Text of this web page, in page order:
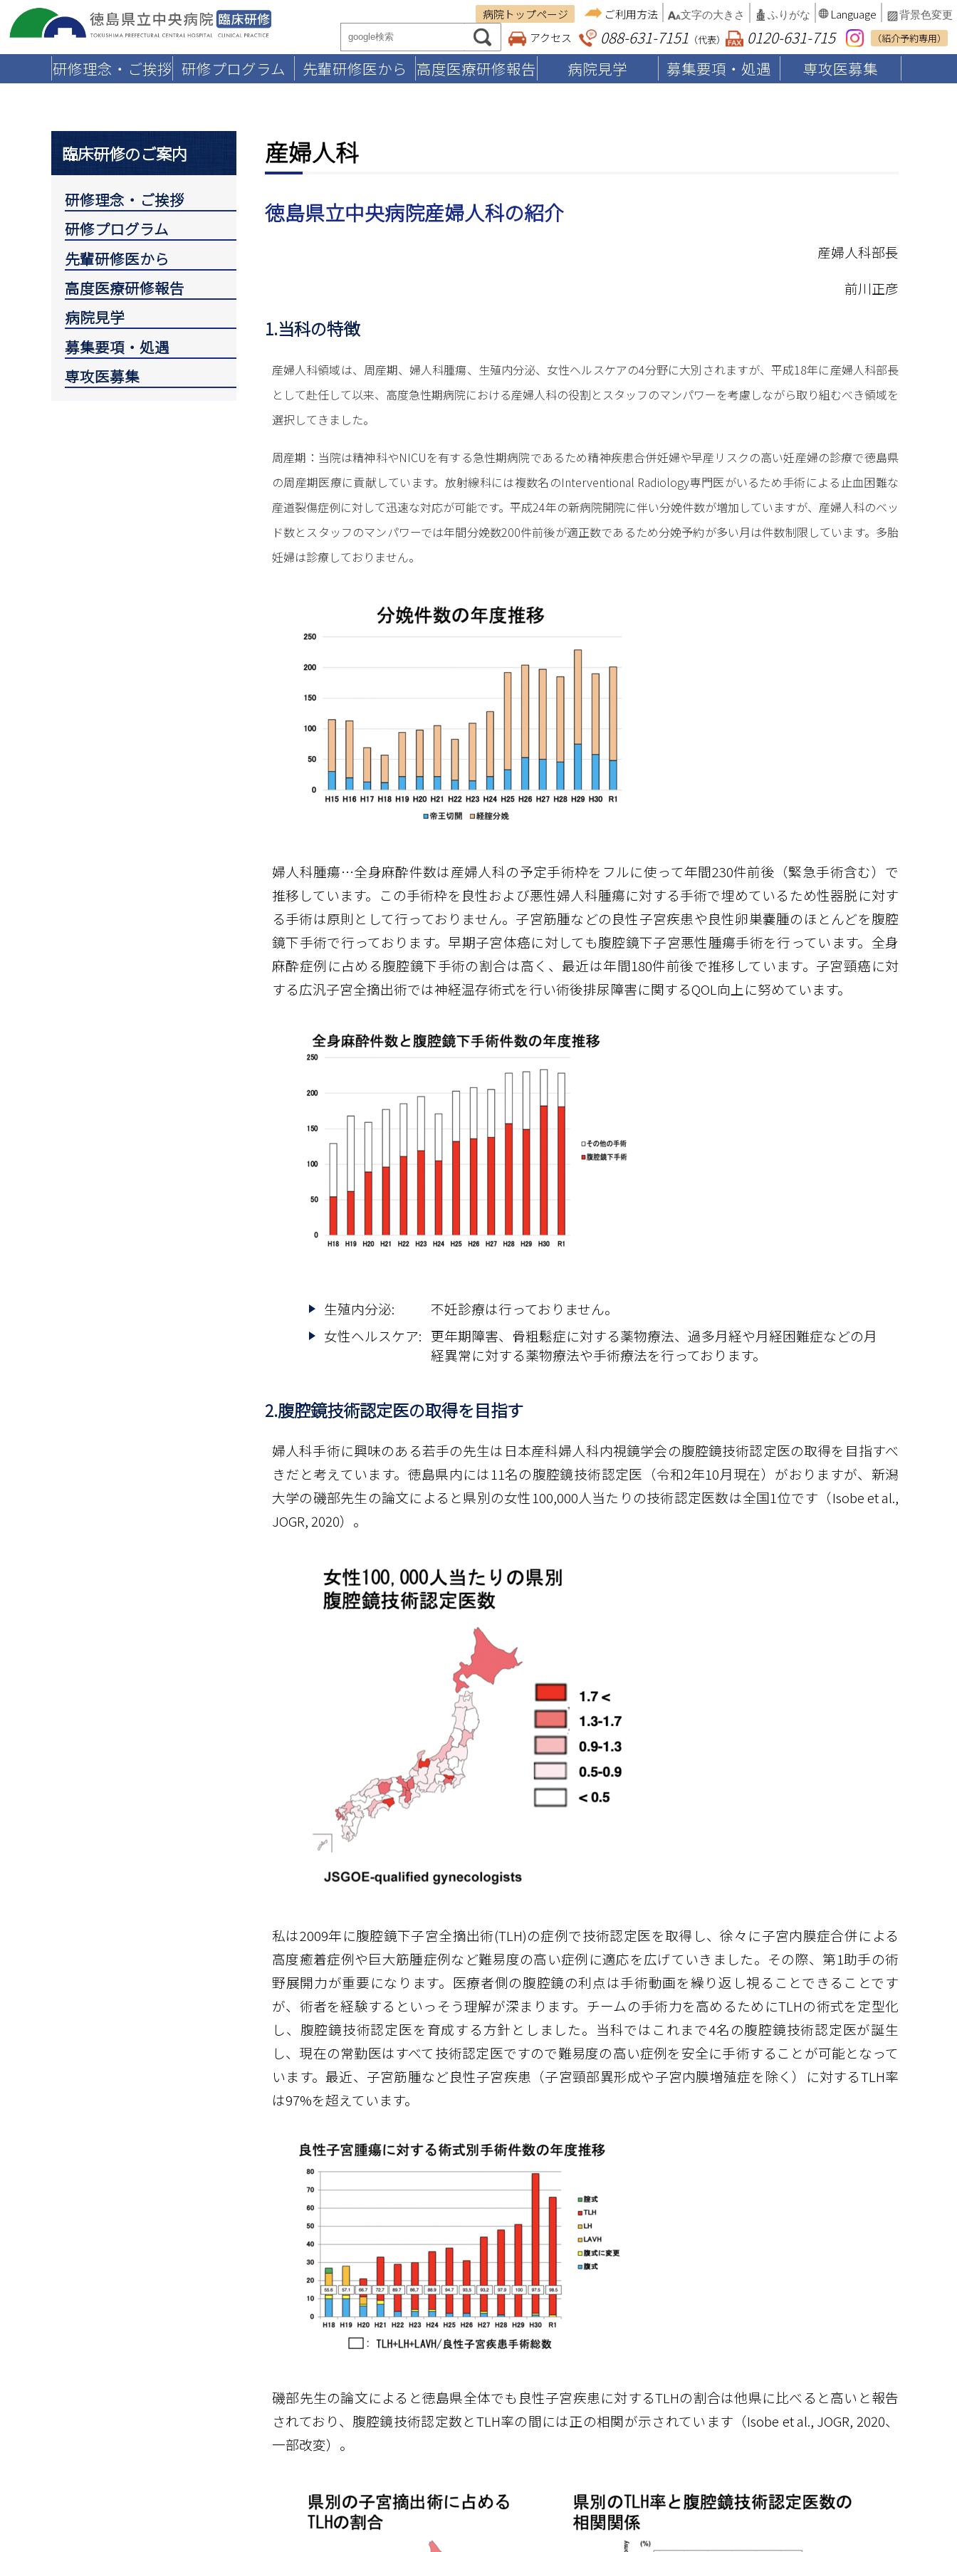
病院トップページ ご利用方法 文字の大きさ ふりがな Language 背景色変更
アクセス 088-631-7151 （代表） 0120-631-715 （紹介予約専用）
研修理念・ご挨拶 研修プログラム 先輩研修医から 高度医療研修報告 病院見学 募集要項・処遇 専攻医募集
臨床研修のご案内
研修理念・ご挨拶
研修プログラム
先輩研修医から
高度医療研修報告
病院見学
募集要項・処遇
専攻医募集
産婦人科
徳島県立中央病院産婦人科の紹介
産婦人科部長
前川正彦
1.当科の特徴
産婦人科領域は、周産期、婦人科腫瘍、生殖内分泌、女性ヘルスケアの4分野に大別されますが、平成18年に産婦人科部長
として赴任して以来、高度急性期病院における産婦人科の役割とスタッフのマンパワーを考慮しながら取り組むべき領域を
選択してきました。
周産期：当院は精神科やNICUを有する急性期病院であるため精神疾患合併妊婦や早産リスクの高い妊産婦の診療で徳島県
の周産期医療に貢献しています。放射線科には複数名のInterventional Radiology専門医がいるため手術による止血困難な
産道裂傷症例に対して迅速な対応が可能です。平成24年の新病院開院に伴い分娩件数が増加していますが、産婦人科のベッ
ド数とスタッフのマンパワーでは年間分娩数200件前後が適正数であるため分娩予約が多い月は件数制限しています。多胎
妊婦は診療しておりません。
婦人科腫瘍…全身麻酔件数は産婦人科の予定手術枠をフルに使って年間230件前後（緊急手術含む）で
推移しています。この手術枠を良性および悪性婦人科腫瘍に対する手術で埋めているため性器脱に対す
る手術は原則として行っておりません。子宮筋腫などの良性子宮疾患や良性卵巣嚢腫のほとんどを腹腔
鏡下手術で行っております。早期子宮体癌に対しても腹腔鏡下子宮悪性腫瘍手術を行っています。全身
麻酔症例に占める腹腔鏡下手術の割合は高く、最近は年間180件前後で推移しています。子宮頸癌に対
する広汎子宮全摘出術では神経温存術式を行い術後排尿障害に関するQOL向上に努めています。
生殖内分泌:
不妊診療は行っておりません。
女性ヘルスケア: 更年期障害、骨粗鬆症に対する薬物療法、過多月経や月経困難症などの月
経異常に対する薬物療法や手術療法を行っております。
2.腹腔鏡技術認定医の取得を目指す
婦人科手術に興味のある若手の先生は日本産科婦人科内視鏡学会の腹腔鏡技術認定医の取得を目指すべ
きだと考えています。徳島県内には11名の腹腔鏡技術認定医（令和2年10月現在）がおりますが、新潟
大学の磯部先生の論文によると県別の女性100,000人当たりの技術認定医数は全国1位です（Isobe et al.,
JOGR, 2020）。
私は2009年に腹腔鏡下子宮全摘出術(TLH)の症例で技術認定医を取得し、徐々に子宮内膜症合併による
高度癒着症例や巨大筋腫症例など難易度の高い症例に適応を広げていきました。その際、第1助手の術
野展開力が重要になります。医療者側の腹腔鏡の利点は手術動画を繰り返し視ることできることです
が、術者を経験するといっそう理解が深まります。チームの手術力を高めるためにTLHの術式を定型化
し、腹腔鏡技術認定医を育成する方針としました。当科ではこれまで4名の腹腔鏡技術認定医が誕生
し、現在の常勤医はすべて技術認定医ですので難易度の高い症例を安全に手術することが可能となって
います。最近、子宮筋腫など良性子宮疾患（子宮頸部異形成や子宮内膜増殖症を除く）に対するTLH率
は97%を超えています。
磯部先生の論文によると徳島県全体でも良性子宮疾患に対するTLHの割合は他県に比べると高いと報告
されており、腹腔鏡技術認定数とTLH率の間には正の相関が示されています（Isobe et al., JOGR, 2020、
一部改変）。